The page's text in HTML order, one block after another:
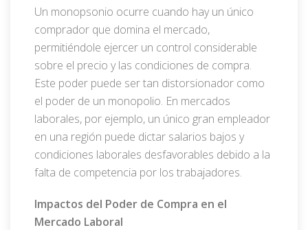
Un monopsonio ocurre cuando hay un único
comprador que domina el mercado,
permitiéndole ejercer un control considerable
sobre el precio y las condiciones de compra.
Este poder puede ser tan distorsionador como
el poder de un monopolio. En mercados
laborales, por ejemplo, un único gran empleador
en una región puede dictar salarios bajos y
condiciones laborales desfavorables debido a la
falta de competencia por los trabajadores.
Impactos del Poder de Compra en el
Mercado Laboral